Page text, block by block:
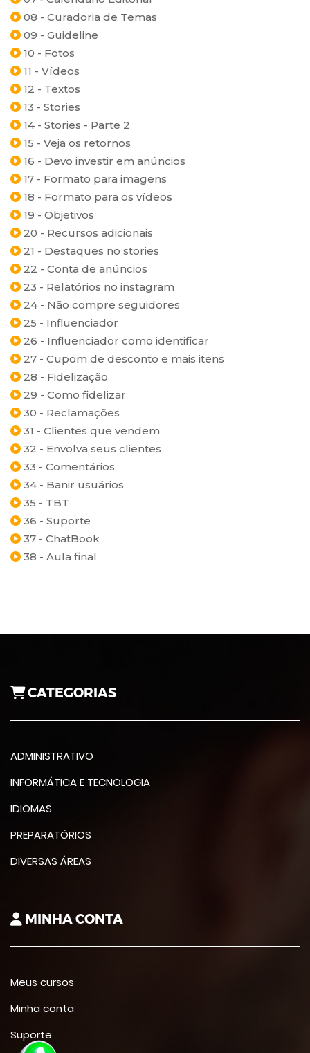
08 - Curadoria de Temas
09 - Guideline
10 - Fotos
11 - Vídeos
12 - Textos
13 - Stories
14 - Stories - Parte 2
15 - Veja os retornos
16 - Devo investir em anúncios
17 - Formato para imagens
18 - Formato para os vídeos
19 - Objetivos
20 - Recursos adicionais
21 - Destaques no stories
22 - Conta de anúncios
23 - Relatórios no instagram
24 - Não compre seguidores
25 - Influenciador
26 - Influenciador como identificar
27 - Cupom de desconto e mais itens
28 - Fidelização
29 - Como fidelizar
30 - Reclamações
31 - Clientes que vendem
32 - Envolva seus clientes
33 - Comentários
34 - Banir usuários
35 - TBT
36 - Suporte
37 - ChatBook
38 - Aula final
CATEGORIAS
ADMINISTRATIVO
INFORMÁTICA E TECNOLOGIA
IDIOMAS
PREPARATÓRIOS
DIVERSAS ÁREAS
MINHA CONTA
Meus cursos
Minha conta
Suporte